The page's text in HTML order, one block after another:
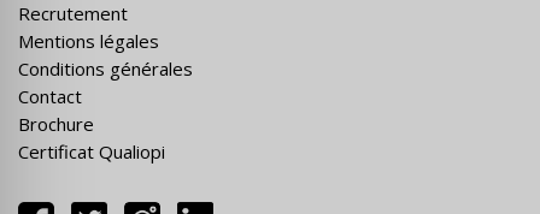
Recrutement
Mentions légales
Conditions générales
Contact
Brochure
Certificat Qualiopi